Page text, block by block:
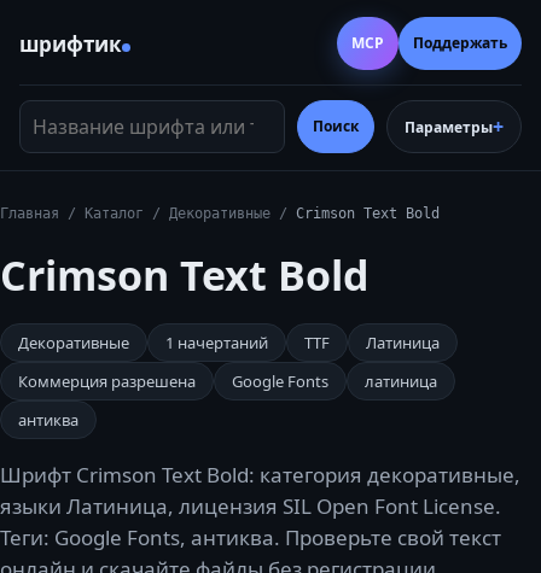
шрифтик
Название шрифта или тег
Поиск Параметры
MCP Поддержать
Главная / Каталог / Декоративные / Crimson Text Bold
Crimson Text Bold
Декоративные 1 начертаний TTF
Латиница
Коммерция разрешена
Google Fonts
латиница
антиква
Шрифт Crimson Text Bold: категория декоративные,
языки Латиница, лицензия SIL Open Font License.
Теги: Google Fonts, антиква. Проверьте свой текст